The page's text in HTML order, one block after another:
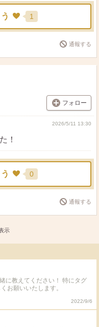
1
通報する
フォロー
2026/5/11 13:30
！
0
通報する
示
に教えてください！ 特にタグ
商品の中だと嬉しいです。 宜しくお願いいたします。
2022/9/6